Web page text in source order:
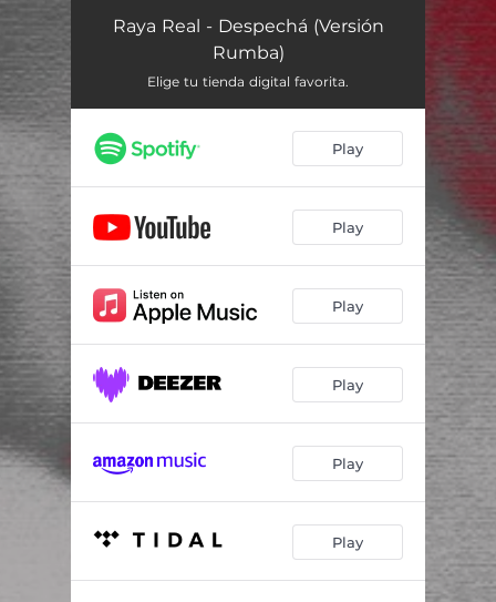
Raya Real - Despechá (Versión
Rumba)
Elige tu tienda digital favorita.
Play
Play
Play
Play
Play
Play